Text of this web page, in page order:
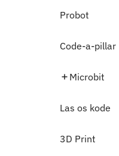
Probot
Code-a-pillar
Microbit
Las os kode
3D Print